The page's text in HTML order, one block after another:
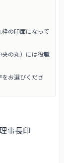
の印面になって
央の丸）には役職
お選びくださ
事長印